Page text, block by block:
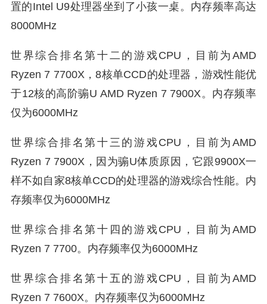
置的Intel U9处理器坐到了小孩一桌。内存频率高达
8000MHz
世界综合排名第十二的游戏CPU，目前为AMD
Ryzen 7 7700X，8核单CCD的处理器，游戏性能优
于12核的高阶骟U AMD Ryzen 7 7900X。内存频率
仅为6000MHz
世界综合排名第十三的游戏CPU，目前为AMD
Ryzen 7 7900X，因为骟U体质原因，它跟9900X一
样不如自家8核单CCD的处理器的游戏综合性能。内
存频率仅为6000MHz
世界综合排名第十四的游戏CPU，目前为AMD
Ryzen 7 7700。内存频率仅为6000MHz
世界综合排名第十五的游戏CPU，目前为AMD
Ryzen 7 7600X。内存频率仅为6000MHz